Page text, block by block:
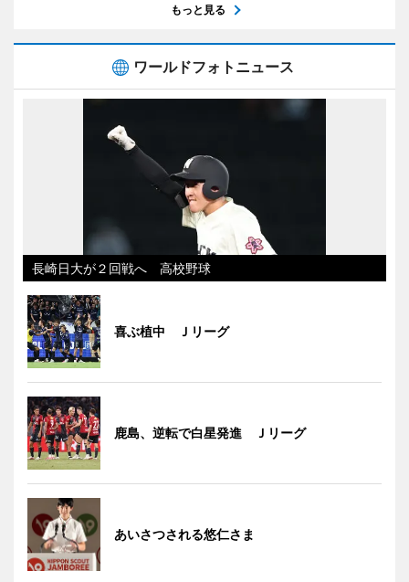
もっと見る
ワールドフォトニュース
長崎日大が２回戦へ 高校野球
喜ぶ植中 Ｊリーグ
鹿島、逆転で白星発進 Ｊリーグ
あいさつされる悠仁さま